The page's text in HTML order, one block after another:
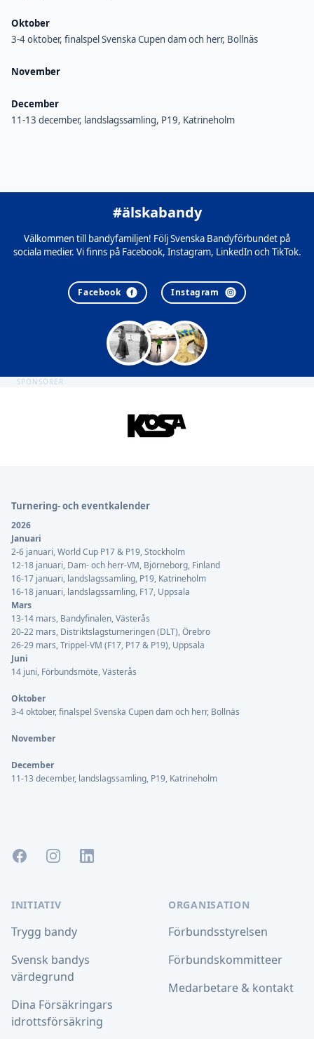
Oktober
3-4 oktober, finalspel Svenska Cupen dam och herr, Bollnäs
November
December
11-13 december, landslagssamling, P19, Katrineholm
#älskabandy
Välkommen till bandyfamiljen! Följ Svenska Bandyförbundet på
sociala medier. Vi finns på Facebook, Instagram, LinkedIn och TikTok.
Facebook Instagram
SPONSORER
Turnering- och eventkalender
2026
Januari
2-6 januari, World Cup P17 & P19, Stockholm
12-18 januari, Dam- och herr-VM, Björneborg, Finland
16-17 januari, landslagssamling, P19, Katrineholm
16-18 januari, landslagssamling, F17, Uppsala
Mars
13-14 mars, Bandyfinalen, Västerås
20-22 mars, Distriktslagsturneringen (DLT), Örebro
26-29 mars, Trippel-VM (F17, P17 & P19), Uppsala
Juni
14 juni, Förbundsmöte, Västerås
Oktober
3-4 oktober, finalspel Svenska Cupen dam och herr, Bollnäs
November
December
11-13 december, landslagssamling, P19, Katrineholm
FacebookInstagramLinkedIn
INITIATIV
Trygg bandy
Svensk bandys
värdegrund
Dina Försäkringars
idrottsförsäkring
ORGANISATION
Förbundsstyrelsen
Förbundskommitteer
Medarbetare & kontakt